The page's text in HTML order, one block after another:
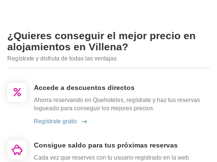
¿Quieres conseguir el mejor precio en
alojamientos en Villena?
Regístrate y disfruta de todas las ventajas
Accede a descuentos directos
Ahorra reservando en Quehoteles, regístrate y haz tus reservas
logueado para conseguir los mejores precios.
Regístrate gratis
Consigue saldo para tus próximas reservas
Cada vez que reserves con tu usuario registrado en la web